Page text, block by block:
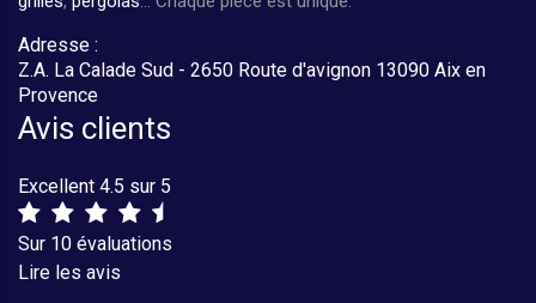
Adresse :
Z.A. La Calade Sud - 2650 Route d'avignon 13090 Aix en
Provence
Avis clients
Excellent 4.5 sur 5
Sur 10 évaluations
Lire les avis